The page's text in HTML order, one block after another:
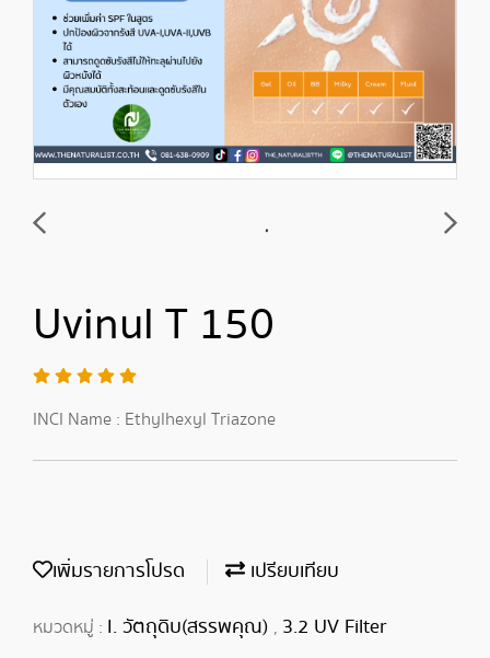
Uvinul T 150
INCI Name : Ethylhexyl Triazone
เพิ่มรายการโปรด เปรียบเทียบ
หมวดหมู่ : I. วัตถุดิบ(สรรพคุณ) , 3.2 UV Filter